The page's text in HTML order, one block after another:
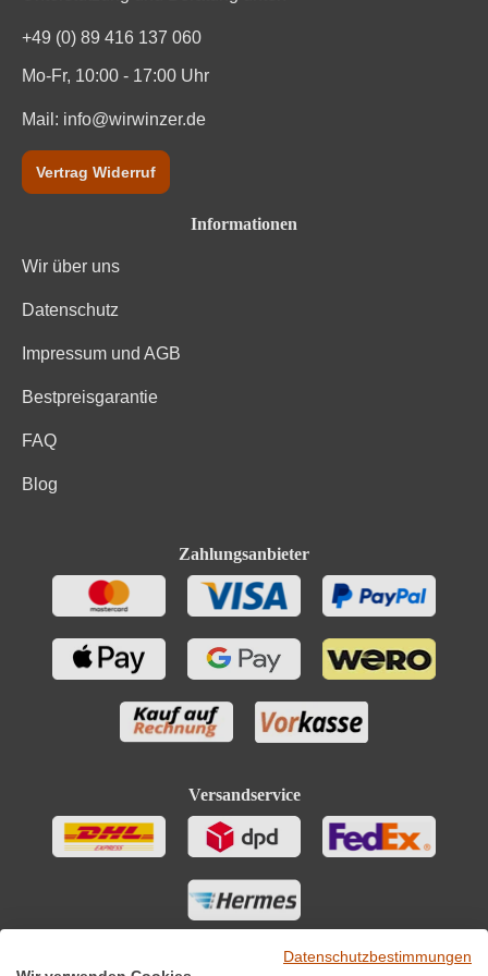
Kohlenhydrate davon Zucker
Zutaten
Trauben; Säureregulatoren: Weinsäure; Stabilisatoren:
Dimethyldicarbonat, Sulfite. Enthält geringfügige Mengen
von Fett, gesättigten Fettsäuren, Eiweiß und Salz
+49 (0) 89 416 137 060
Mo-Fr, 10:00 - 17:00 Uhr
Mail: info@wirwinzer.de
Vertrag Widerruf
Informationen
Wir über uns
Datenschutz
Impressum und AGB
Bestpreisgarantie
FAQ
Blog
Zahlungsanbieter
Versandservice
Datenschutzbestimmungen